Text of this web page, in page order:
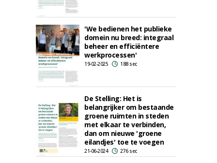
'We bedienen het publieke
domein nu breed: integraal
beheer en efficiëntere
werkprocessen'
19-02-2025 188 sec
De Stelling: Het is
belangrijker om bestaande
groene ruimten in steden
met elkaar te verbinden,
dan om nieuwe 'groene
eilandjes' toe te voegen
21-06-2024 276 sec